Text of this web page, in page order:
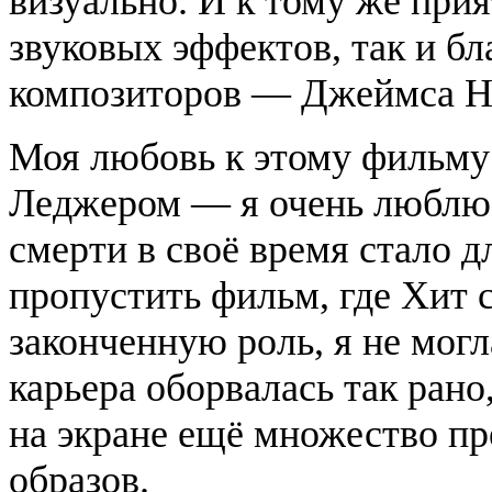
звуковых эффектов, так и
композиторов — Джеймса
Моя любовь к этому
Леджером — я очень люблю
смерти в своё время стало
пропустить фильм, где
законченную роль, я не
карьера оборвалась так
на экране ещё множество
образов.